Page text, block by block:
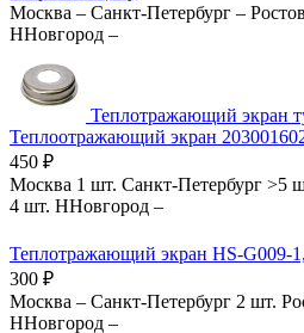
Москва – Санкт-Петербург – Ростов
ННовгород –
Теплотражающий экран
Теплоотражающий экран
450 ₽
Москва 1 шт. Санкт-Петербург >5
4 шт. ННовгород –
Теплотражающий экран HS-G009-
300 ₽
Москва – Санкт-Петербург 2 шт.
ННовгород –